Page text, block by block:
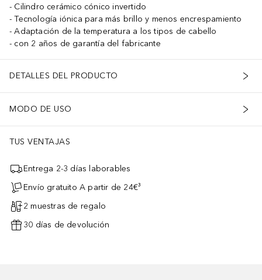
Cilindro cerámico cónico invertido
Tecnología iónica para más brillo y menos encrespamiento
Adaptación de la temperatura a los tipos de cabello
con 2 años de garantía del fabricante
DETALLES DEL PRODUCTO
MODO DE USO
TUS VENTAJAS
Entrega 2-3 días laborables
Envío gratuito A partir de 24€³
2 muestras de regalo
30 días de devolución